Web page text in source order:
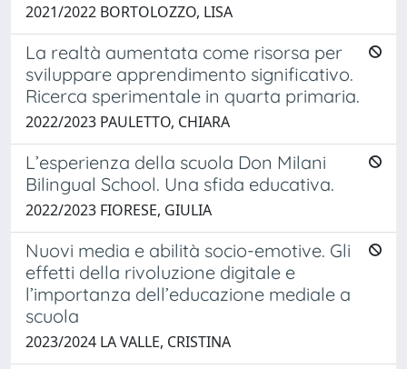
2021/2022 BORTOLOZZO, LISA
La realtà aumentata come risorsa per
sviluppare apprendimento significativo.
Ricerca sperimentale in quarta primaria.
2022/2023 PAULETTO, CHIARA
L’esperienza della scuola Don Milani
Bilingual School. Una sfida educativa.
2022/2023 FIORESE, GIULIA
Nuovi media e abilità socio-emotive. Gli
effetti della rivoluzione digitale e
l’importanza dell’educazione mediale a
scuola
2023/2024 LA VALLE, CRISTINA